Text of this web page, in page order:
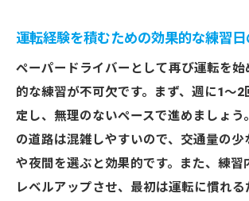
運転経験を積むための効果的な練習
ペーパードライバーとして再び運転を始
的な練習が不可欠です。まず、週に1〜
定し、無理のないペースで進めましょう
の道路は混雑しやすいので、交通量の少
や夜間を選ぶと効果的です。また、練習
レベルアップさせ、最初は運転に慣れる